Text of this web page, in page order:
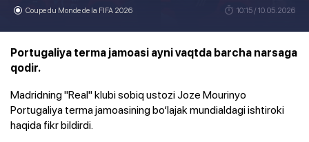
Coupe du Monde de la FIFA 2026 10:15 / 10.05.2026
Portugaliya terma jamoasi ayni vaqtda barcha narsaga
qodir.
Madridning "Real" klubi sobiq ustozi Joze Mourinyo
Portugaliya terma jamoasining bo‘lajak mundialdagi ishtiroki
haqida fikr bildirdi.